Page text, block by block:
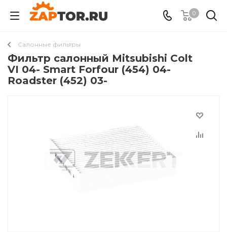
0
Салонные фильтры
Фильтр салонный Mitsubishi Colt
VI 04- Smart Forfour (454) 04-
Roadster (452) 03-